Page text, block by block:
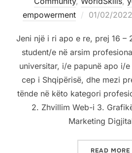
empowerment
01/02/2022
Jeni një i ri apo e re, prej 16 –
student/e në arsim
universitar, i/e papunë apo i/
cep i Shqipërisë, dhe mezi
tënde në këto kategori
2. Zhvillim Web-i 3.
Marketing
READ MORE